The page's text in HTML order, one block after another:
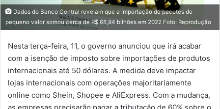
Dados do Banco Central revelam que a importação de pacotes de
pequeno valor somou cerca de R$ 68,94 bilhões em 2022 Foto: Reprodução
Nesta terça-feira, 11, o governo anunciou que irá acabar
com a isenção de imposto sobre importações de produtos
internacionais até 50 dólares. A medida deve impactar
lojas internacionais com operações majoritariamente
online como Shein, Shopee e AliExpress. Com a mudança,